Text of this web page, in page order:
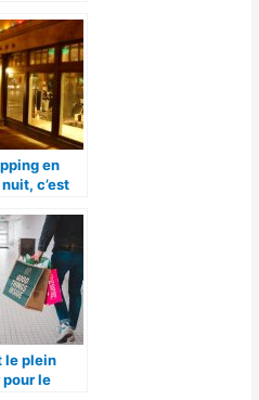
en
c’est
le plein
le